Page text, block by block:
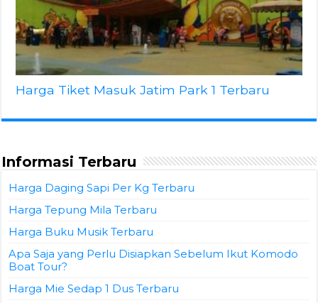
Harga Tiket Masuk Jatim Park 1 Terbaru
Informasi Terbaru
Harga Daging Sapi Per Kg Terbaru
Harga Tepung Mila Terbaru
Harga Buku Musik Terbaru
Apa Saja yang Perlu Disiapkan Sebelum Ikut Komodo
Boat Tour?
Harga Mie Sedap 1 Dus Terbaru